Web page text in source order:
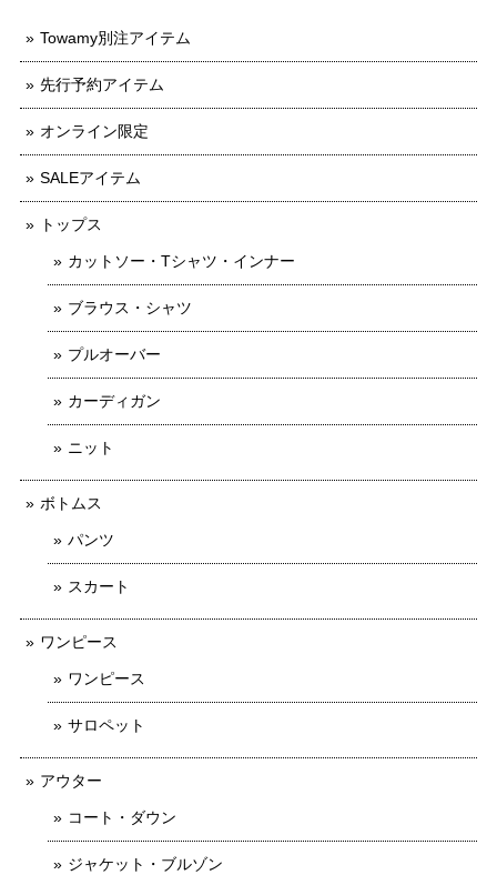
Towamy別注アイテム
先行予約アイテム
オンライン限定
SALEアイテム
トップス
カットソー・Tシャツ・インナー
ブラウス・シャツ
プルオーバー
カーディガン
ニット
ボトムス
パンツ
スカート
ワンピース
ワンピース
サロペット
アウター
コート・ダウン
ジャケット・ブルゾン